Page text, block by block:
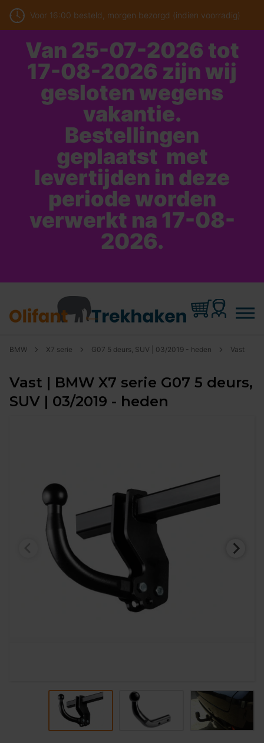
Voor 16:00 besteld, morgen bezorgd (indien voorradig)
Van 25-07-2026 tot
17-08-2026 zijn wij
gesloten wegens
vakantie.
Bestellingen
geplaatst met
levertijden in deze
periode worden
verwerkt na 17-08-
2026.
BMW X7 serie G07 5 deurs, SUV | 03/2019 - heden Vast
Vast | BMW X7 serie G07 5 deurs,
SUV | 03/2019 - heden